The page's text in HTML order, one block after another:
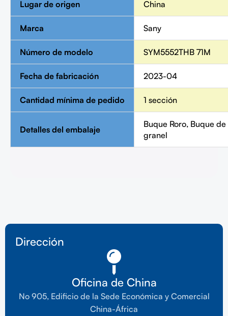
Lugar de origen China
Marca Sany
Número de modelo SYM5552THB 71M
Fecha de fabricación 2023-04
Cantidad mínima de pedido 1 sección
Detalles del embalaje
Buque Roro, Buque
granel
Dirección
Oficina de China
No 905, Edificio de la Sede Económica y Comercial
China-África